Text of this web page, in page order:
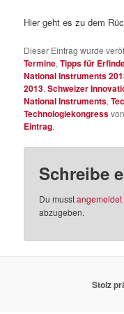
Hier geht es zu dem
Dieser Eintrag wurde
Termine,Tipps für
National Instruments
2013,Schweizer
National Instruments,
Technologiekongress
Eintrag.
Schreibe
Du musstangemeldet
abzugeben.
Stolz